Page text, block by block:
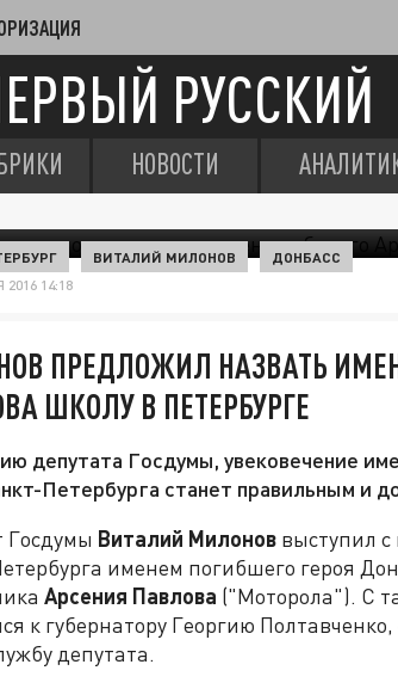
РУССКИЙ
НОВОСТИ
ВИТАЛИЙ МИЛОНОВ ДОНБАСС
14:18
ПРЕДЛОЖИЛ НАЗВАТЬ
ШКОЛУ В ПЕТЕРБУРГЕ
депутата Госдумы, увековечение
Петербурга станет правильным и
Госдумы Виталий Милонов выступил
именем погибшего героя
Арсения Павлова ("Моторола"). С
к губернатору Георгию
депутата.